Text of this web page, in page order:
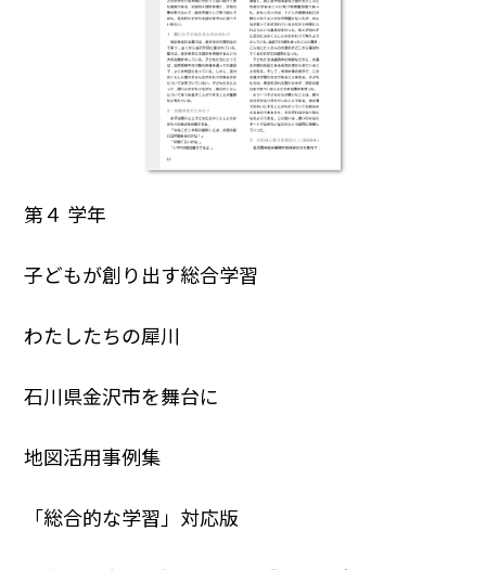
第４ 学年
子どもが創り出す総合学習
わたしたちの犀川
石川県金沢市を舞台に
地図活用事例集
「総合的な学習」対応版